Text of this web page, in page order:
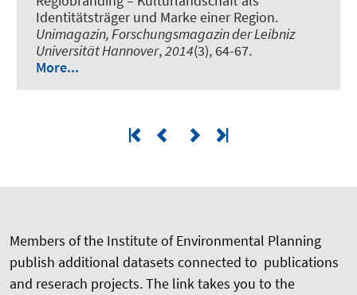
Identitätsträger und Marke einer Region.
Unimagazin, Forschungsmagazin der Leibniz
Universität Hannover,2014(3), 64-67.
More...
Members of the Institute of Environmental Planning
publish additional datasets connected to publications
and reserach projects. The link takes you to the